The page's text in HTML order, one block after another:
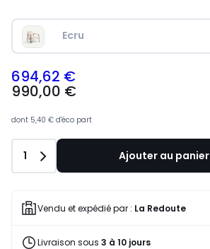
Ecru
990,00
€
à
programme
pour
payer
place
694,62
694,62 €
990,00 €
dont 5,40 € d'éco part
Quantité
1 Ajouter au panier
Vendu et expédié par : La Redoute
Livraison sous 3 à 10 jours